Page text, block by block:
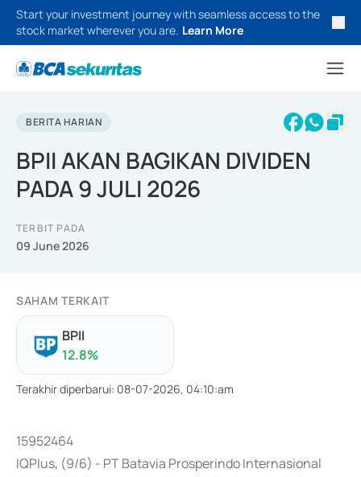
Start your investment journey with seamless access to the
stock market wherever you are. Learn More
BERITA HARIAN
BPII AKAN BAGIKAN DIVIDEN
PADA 9 JULI 2026
TERBIT PADA
09 June 2026
SAHAM TERKAIT
BPII
12.8%
Terakhir diperbarui: 08-07-2026, 04:10:am
15952464
IQPlus, (9/6) - PT Batavia Prosperindo Internasional